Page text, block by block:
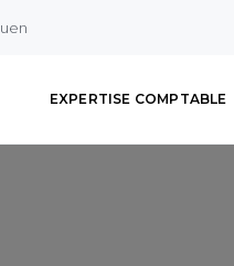
EXPERTISE COMPTABLE